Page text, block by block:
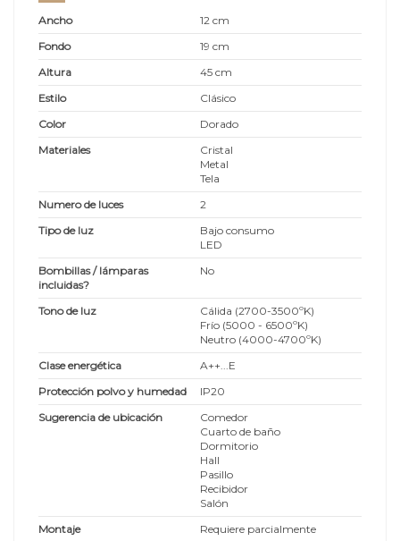
Ancho
12 cm
Fondo
19 cm
Altura
45 cm
Estilo
Clásico
Color
Dorado
Materiales
Cristal
Metal
Tela
Numero de luces
2
Tipo de luz
Bajo consumo
LED
Bombillas / lámparas
incluidas?
No
Tono de luz
Cálida (2700-3500ºK)
Frío (5000 - 6500ºK)
Neutro (4000-4700ºK)
Clase energética
A++...E
Protección polvo y humedad
IP20
Sugerencia de ubicación
Comedor
Cuarto de baño
Dormitorio
Hall
Pasillo
Recibidor
Salón
Montaje
Requiere parcialmente